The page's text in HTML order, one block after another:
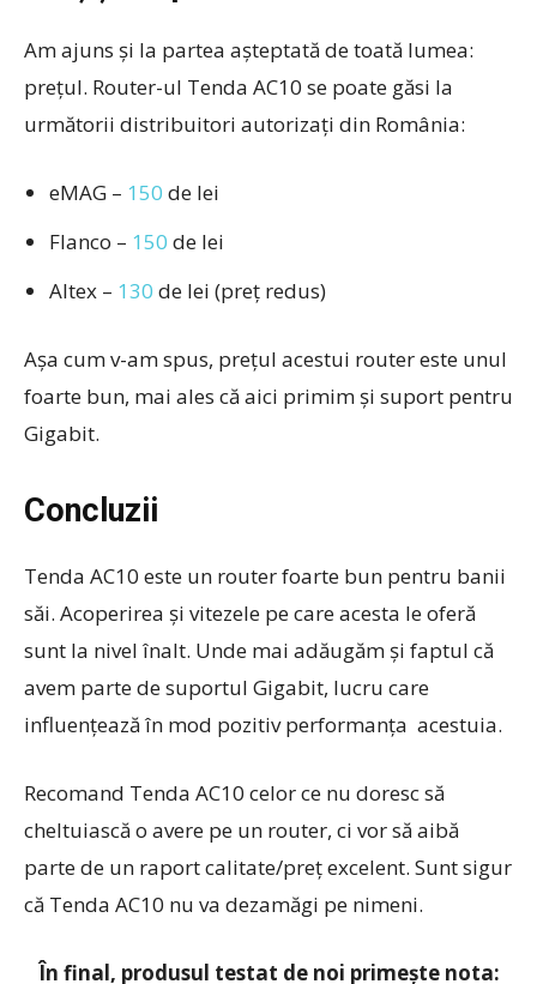
Am ajuns și la partea așteptată de toată lumea:
prețul. Router-ul Tenda AC10 se poate găsi la
următorii distribuitori autorizați din România:
eMAG – 150 de lei
Flanco – 150 de lei
Altex – 130 de lei (preț redus)
Așa cum v-am spus, prețul acestui router este unul
foarte bun, mai ales că aici primim și suport pentru
Gigabit.
Concluzii
Tenda AC10 este un router foarte bun pentru banii
săi. Acoperirea și vitezele pe care acesta le oferă
sunt la nivel înalt. Unde mai adăugăm și faptul că
avem parte de suportul Gigabit, lucru care
influențează în mod pozitiv performanța acestuia.
Recomand Tenda AC10 celor ce nu doresc să
cheltuiască o avere pe un router, ci vor să aibă
parte de un raport calitate/preț excelent. Sunt sigur
că Tenda AC10 nu va dezamăgi pe nimeni.
În final, produsul testat de noi primește nota: